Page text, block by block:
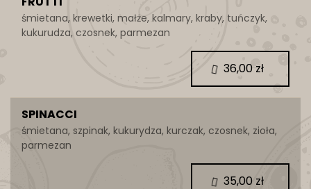
śmietana, krewetki, małże, kalmary, kraby, tuńczyk,
kukurudza, czosnek, parmezan
SPINACCI
śmietana, szpinak, kukurydza, kurczak, czosnek, zioła,
parmezan